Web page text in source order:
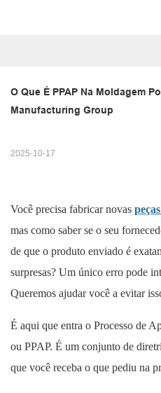
O Que É PPAP Na Moldagem
Manufacturing Group
2025-10-17
Você precisa fabricar novas
mas como saber se o seu
de que o produto enviado é
surpresas? Um único erro pode
Queremos ajudar você a evitar
É aqui que entra o Processo de
ou PPAP. ​​É um conjunto de
que você receba o que pediu na